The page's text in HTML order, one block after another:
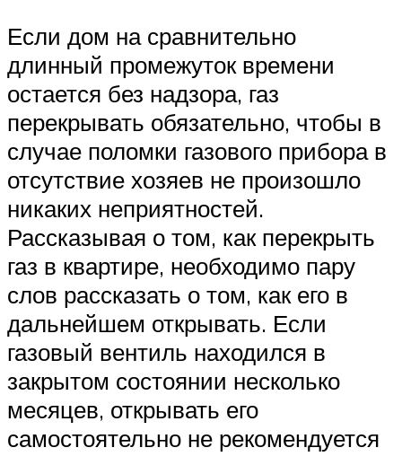
Если дом на сравнительно
длинный промежуток времени
остается без надзора, газ
перекрывать обязательно, чтобы в
случае поломки газового прибора в
отсутствие хозяев не произошло
никаких неприятностей.
Рассказывая о том, как перекрыть
газ в квартире, необходимо пару
слов рассказать о том, как его в
дальнейшем открывать. Если
газовый вентиль находился в
закрытом состоянии несколько
месяцев, открывать его
самостоятельно не рекомендуется